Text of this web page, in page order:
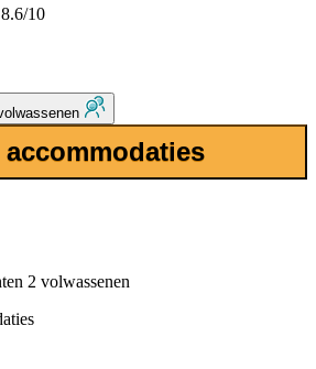
10
accommodaties
2 volwassenen